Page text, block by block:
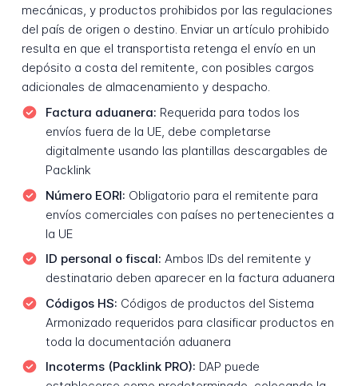
mecánicas, y productos prohibidos por las regulaciones
del país de origen o destino. Enviar un artículo prohibido
resulta en que el transportista retenga el envío en un
depósito a costa del remitente, con posibles cargos
adicionales de almacenamiento y despacho.
Factura aduanera: Requerida para todos los
envíos fuera de la UE, debe completarse
digitalmente usando las plantillas descargables de
Packlink
Número EORI: Obligatorio para el remitente para
envíos comerciales con países no pertenecientes a
la UE
ID personal o fiscal: Ambos IDs del remitente y
destinatario deben aparecer en la factura aduanera
Códigos HS: Códigos de productos del Sistema
Armonizado requeridos para clasificar productos en
toda la documentación aduanera
Incoterms (Packlink PRO): DAP puede